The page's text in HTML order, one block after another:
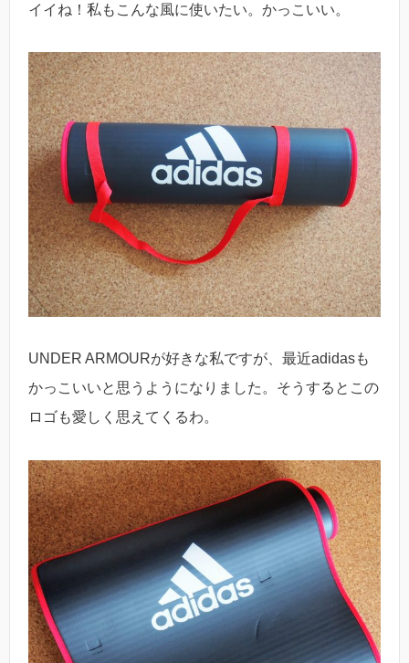
イイね！私もこんな風に使いたい。かっこいい。
UNDER ARMOURが好きな私ですが、最近adidasも
かっこいいと思うようになりました。そうするとこの
ロゴも愛しく思えてくるわ。